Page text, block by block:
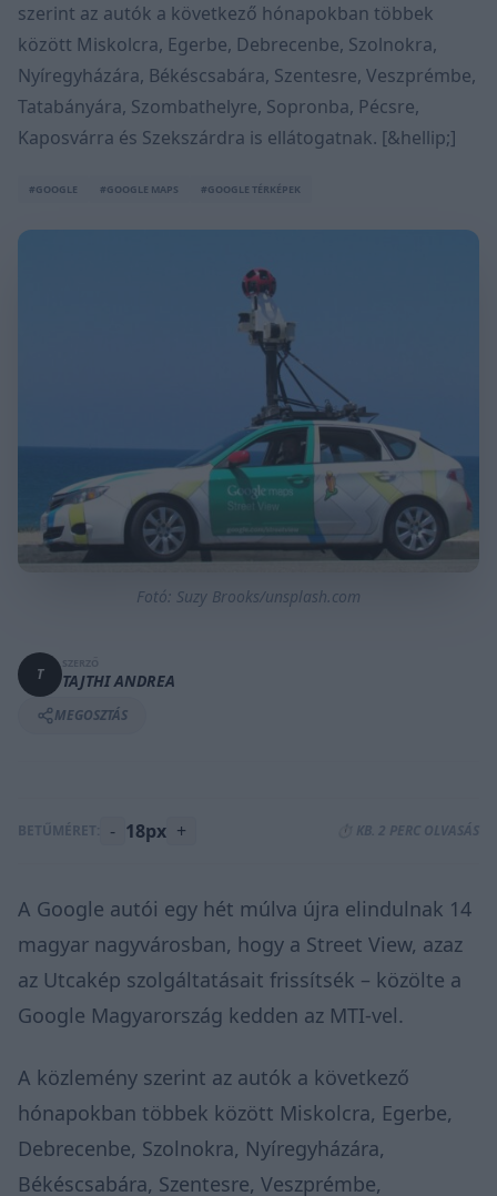
szerint az autók a következő hónapokban többek
között Miskolcra, Egerbe, Debrecenbe, Szolnokra,
Nyíregyházára, Békéscsabára, Szentesre, Veszprémbe,
Tatabányára, Szombathelyre, Sopronba, Pécsre,
Kaposvárra és Szekszárdra is ellátogatnak. [&hellip;]
#GOOGLE #GOOGLE MAPS #GOOGLE TÉRKÉPEK
Fotó: Suzy Brooks/unsplash.com
T TAJTHI ANDREA
MEGOSZTÁS
BETŰMÉRET: - 18px + ⏱️ KB. 2 PERC OLVASÁS
A Google autói egy hét múlva újra elindulnak 14
magyar nagyvárosban, hogy a Street View, azaz
az Utcakép szolgáltatásait frissítsék – közölte a
Google Magyarország kedden az MTI-vel.
A közlemény szerint az autók a következő
hónapokban többek között Miskolcra, Egerbe,
Debrecenbe, Szolnokra, Nyíregyházára,
Békéscsabára, Szentesre, Veszprémbe,